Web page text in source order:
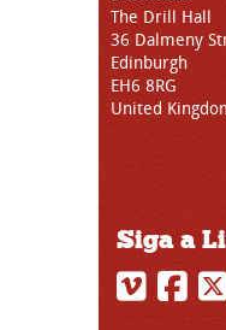
The Drill Hall
36 Dalmeny
Edinburgh
EH6 8RG
United
Siga a